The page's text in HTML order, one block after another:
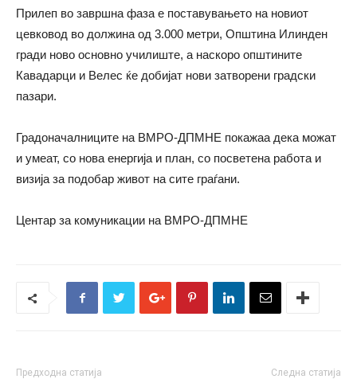
Прилеп во завршна фаза е поставувањето на новиот
цевковод во должина од 3.000 метри, Општина Илинден
гради ново основно училиште, а наскоро општините
Кавадарци и Велес ќе добијат нови затворени градски
пазари.
Градоначалниците на ВМРО-ДПМНЕ покажаа дека можат
и умеат, со нова енергија и план, со посветена работа и
визија за подобар живот на сите граѓани.
Центар за комуникации на ВМРО-ДПМНЕ
Предходна статија Следна статија